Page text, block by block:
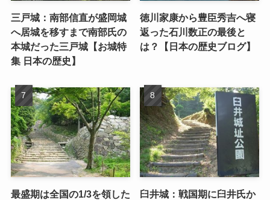
三戸城：南部信直が盛岡城
へ居城を移すまで南部氏の
本城だった三戸城【お城特
集 日本の歴史】
徳川家康から豊臣秀吉へ寝
返った石川数正の最後と
は？【日本の歴史ブログ】
最盛期は全国の1/3を領した
臼井城：戦国期に臼井氏か